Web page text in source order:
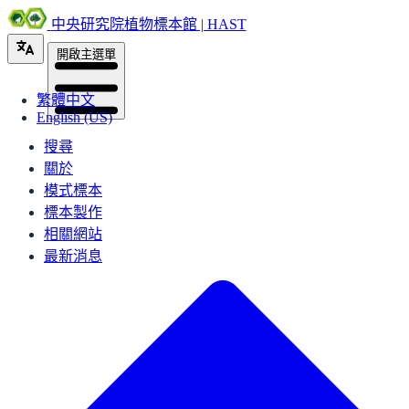
中央研究院植物標本館 | HAST
繁體中文
English (US)
開啟主選單
搜尋
關於
模式標本
標本製作
相關網站
最新消息